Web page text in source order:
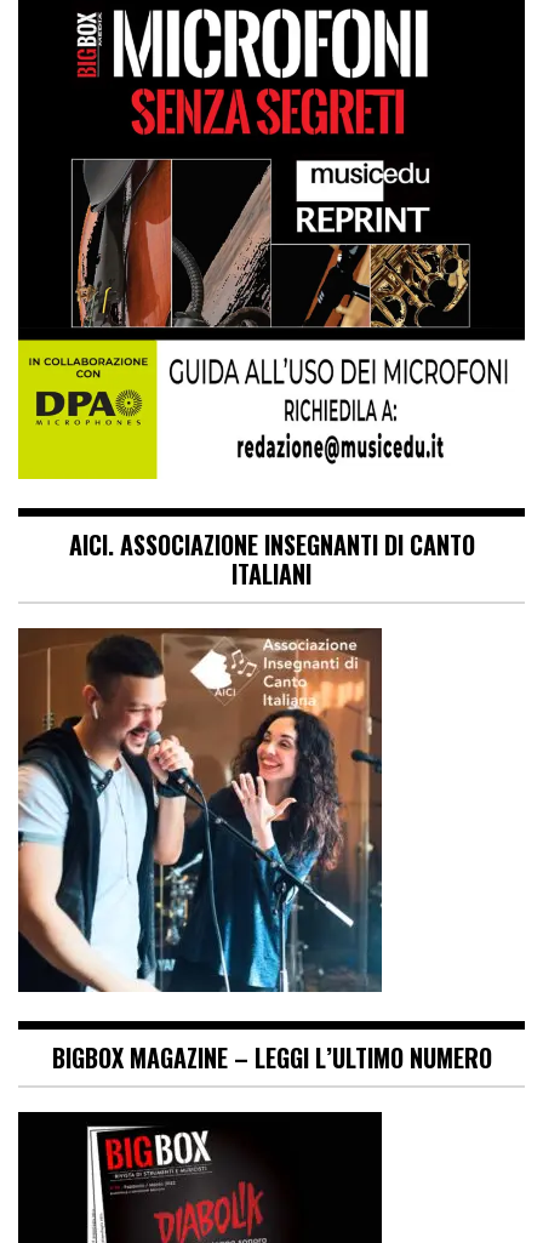
AICI. ASSOCIAZIONE INSEGNANTI DI CANTO
ITALIANI
BIGBOX MAGAZINE – LEGGI L’ULTIMO NUMERO